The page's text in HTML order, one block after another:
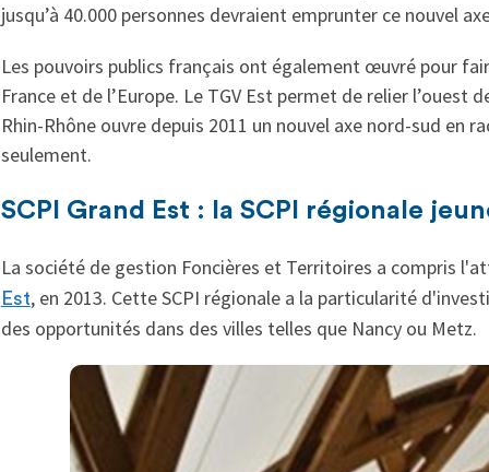
jusqu’à 40.000 personnes devraient emprunter ce nouvel
Les pouvoirs publics français ont également œuvré pour
France et de l’Europe. Le TGV Est permet de relier l’ouest
Rhin-Rhône ouvre depuis 2011 un nouvel axe nord-sud en
seulement.
SCPI Grand Est : la SCPI régionale
La société de gestion Foncières et Territoires a compris
Est, en 2013. Cette SCPI régionale a la particularité
des opportunités dans des villes telles que Nancy ou Metz.